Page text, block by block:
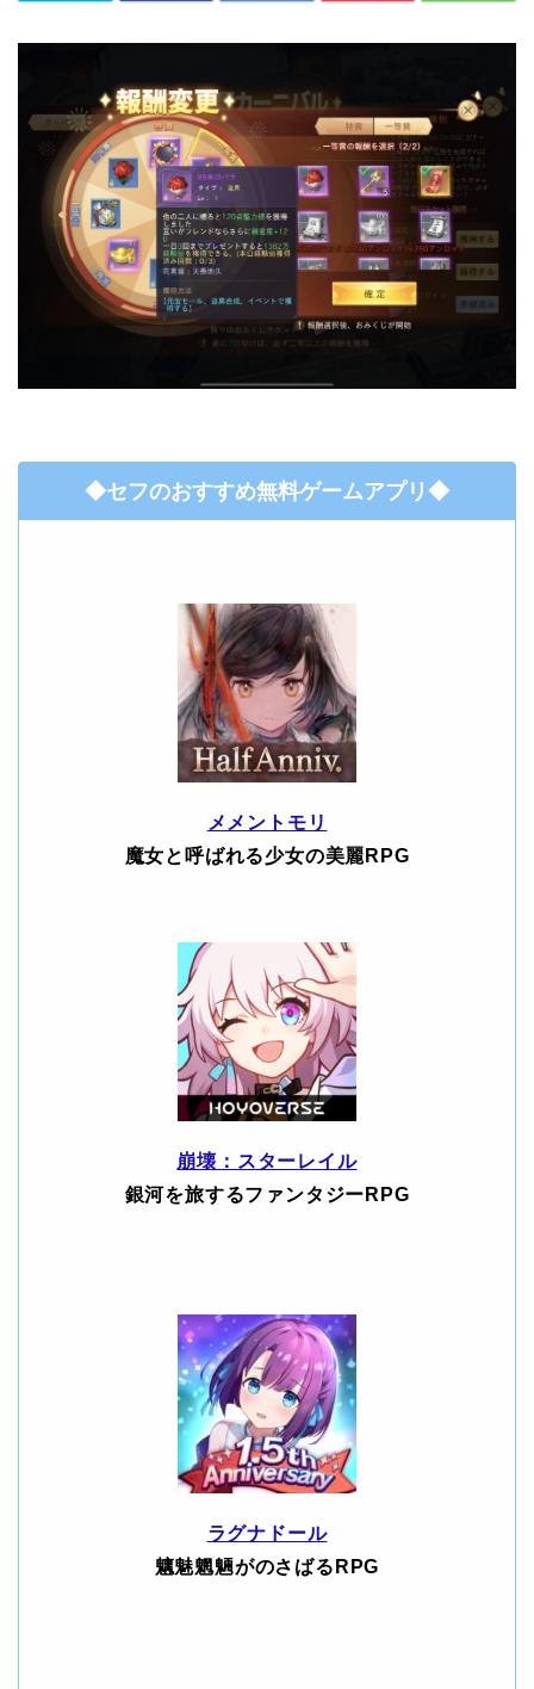
◆セフのおすすめ無料ゲームアプリ◆
メメントモリ
魔女と呼ばれる少女の美麗RPG
崩壊：スターレイル
銀河を旅するファンタジーRPG
ラグナドール
魑魅魍魎がのさばるRPG